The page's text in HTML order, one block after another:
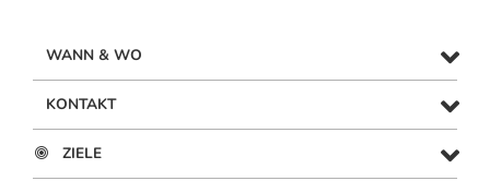
WANN & WO
KONTAKT
ZIELE